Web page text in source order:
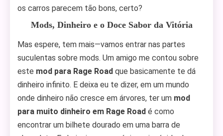
os carros parecem tão bons, certo?
Mods, Dinheiro e o Doce Sabor da Vitória
Mas espere, tem mais—vamos entrar nas partes
suculentas sobre mods. Um amigo me contou sobre
este mod para Rage Road que basicamente te dá
dinheiro infinito. E deixa eu te dizer, em um mundo
onde dinheiro não cresce em árvores, ter um mod
para muito dinheiro em Rage Road é como
encontrar um bilhete dourado em uma barra de